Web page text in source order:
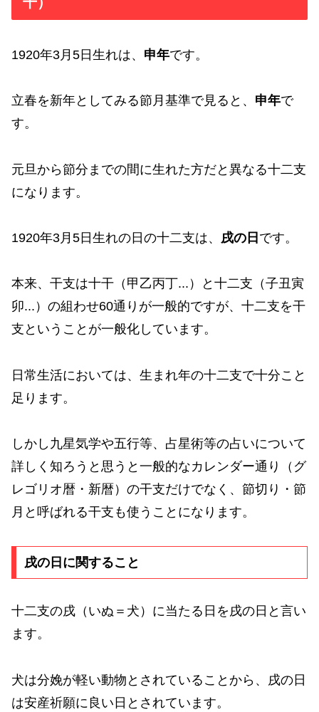
1920年3月5日生れは、 申年です。
立春を新年としてみる節月基準で見ると、 申年で
す。
元旦から節分までの間に生れた方だと異なる十二支
になります。
1920年3月5日生れの日の十二支は、 戌の日 です。
本来、干支は十干（甲乙丙丁...）と十二支（子丑寅
卯...）の組わせ60通りが一般的ですが、十二支を干
支ということが一般化しています。
日常生活においては、生まれ年の十二支で十分こと
足ります。
しかし九星気学や五行等、占星術等の占いについて
詳しく知ろうと思うと一般的なカレンダー通り（グ
レゴリオ暦・新暦）の干支だけでなく、節切り・節
月と呼ばれる干支も使うことになります。
戌の日に関すること
十二支の戌（いぬ＝犬）に当たる日を戌の日と言い
ます。
犬は分娩が軽い動物とされていることから、戌の日
は安産祈願に良い日とされています。